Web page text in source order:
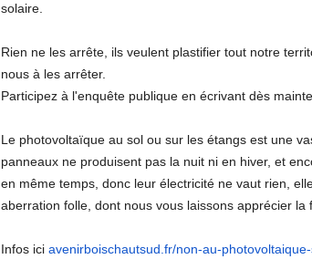
solaire.
Rien ne les arrête, ils veulent plastifier tout notre
nous à les arrêter.
Participez à l'enquête publique en écrivant dès
Le photovoltaïque au sol ou sur les étangs est une
panneaux ne produisent pas la nuit ni en hiver, et
en même temps, donc leur électricité ne vaut rien,
aberration folle, dont nous vous laissons apprécier la
Infos ici avenirboischautsud.fr/non-au-